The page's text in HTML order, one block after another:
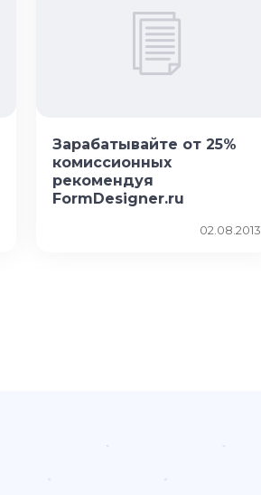
Зарабатывайте от 25%
комиссионных
рекомендуя
FormDesigner.ru
02.08.2013